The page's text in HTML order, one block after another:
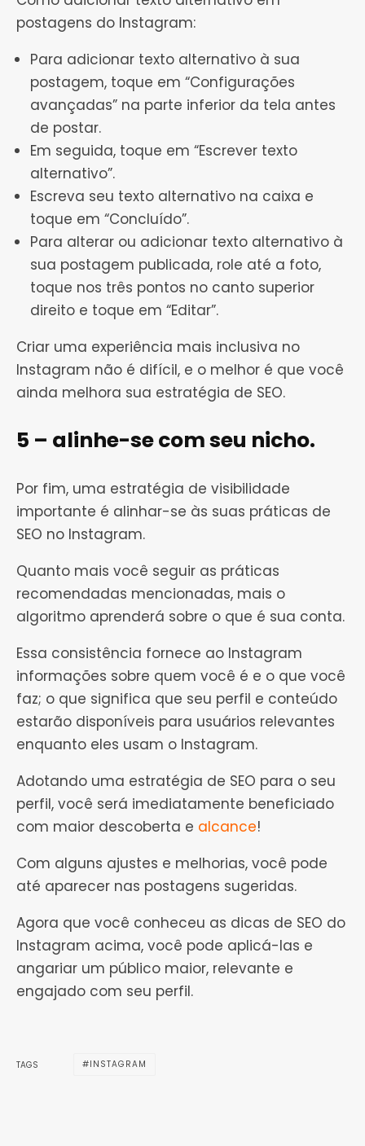
postagens do Instagram:
Para adicionar texto alternativo à sua
postagem, toque em “Configurações
avançadas” na parte inferior da tela antes
de postar.
Em seguida, toque em “Escrever texto
alternativo”.
Escreva seu texto alternativo na caixa e
toque em “Concluído”.
Para alterar ou adicionar texto alternativo à
sua postagem publicada, role até a foto,
toque nos três pontos no canto superior
direito e toque em “Editar”.
Criar uma experiência mais inclusiva no
Instagram não é difícil, e o melhor é que você
ainda melhora sua estratégia de SEO.
5 – alinhe-se com seu nicho.
Por fim, uma estratégia de visibilidade
importante é alinhar-se às suas práticas de
SEO no Instagram.
Quanto mais você seguir as práticas
recomendadas mencionadas, mais o
algoritmo aprenderá sobre o que é sua conta.
Essa consistência fornece ao Instagram
informações sobre quem você é e o que você
faz; o que significa que seu perfil e conteúdo
estarão disponíveis para usuários relevantes
enquanto eles usam o Instagram.
Adotando uma estratégia de SEO para o seu
perfil, você será imediatamente beneficiado
com maior descoberta e alcance!
Com alguns ajustes e melhorias, você pode
até aparecer nas postagens sugeridas.
Agora que você conheceu as dicas de SEO do
Instagram acima, você pode aplicá-las e
angariar um público maior, relevante e
engajado com seu perfil.
TAGS INSTAGRAM